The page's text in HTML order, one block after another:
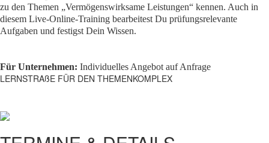
zu den Themen „Vermögenswirksame Leistungen“ kennen. Auch in
diesem Live-Online-Training bearbeitest Du prüfungsrelevante
Aufgaben und festigst Dein Wissen.
Für Unternehmen: Individuelles Angebot auf Anfrage
LERNSTRAßE FÜR DEN THEMENKOMPLEX